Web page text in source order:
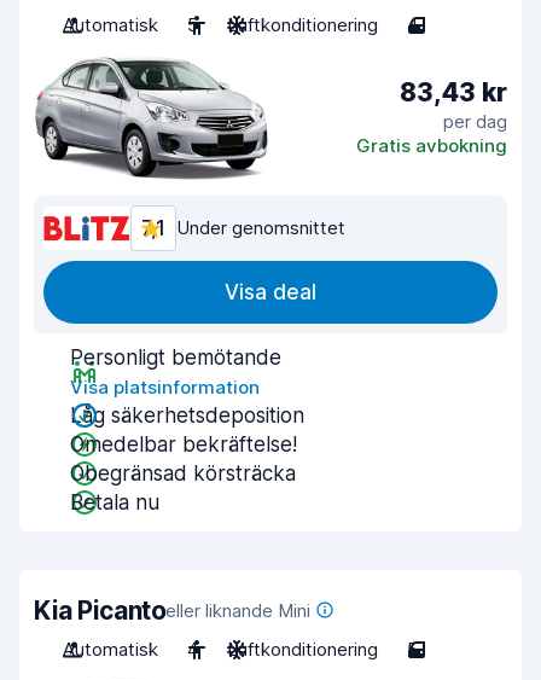
Automatisk 5 Luftkonditionering 4
83,43 kr
per dag
Gratis avbokning
7,1 Under genomsnittet
Visa deal
Personligt bemötande
Visa platsinformation
Låg säkerhetsdeposition
Omedelbar bekräftelse!
Obegränsad körsträcka
Betala nu
Kia Picantoeller liknande Mini
Automatisk
4 Luftkonditionering 5